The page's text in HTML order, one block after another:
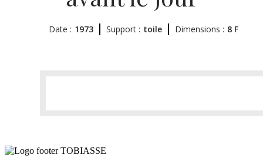
Date : 1973 Support : toile Dimensions : 8 F